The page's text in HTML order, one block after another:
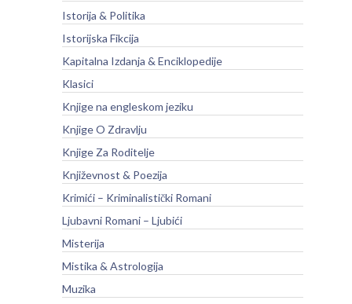
Istorija & Politika
Istorijska Fikcija
Kapitalna Izdanja & Enciklopedije
Klasici
Knjige na engleskom jeziku
Knjige O Zdravlju
Knjige Za Roditelje
Književnost & Poezija
Krimići – Kriminalistički Romani
Ljubavni Romani – Ljubići
Misterija
Mistika & Astrologija
Muzika